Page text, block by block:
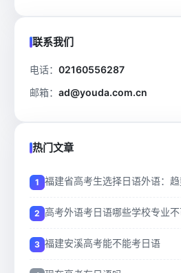
联系我们
电话： 02160556287
邮箱： ad@youda.com.cn
热门文章
福建省高考生选择日语外语：
高考外语考日语哪些学校专业
福建安溪高考能不能考日语